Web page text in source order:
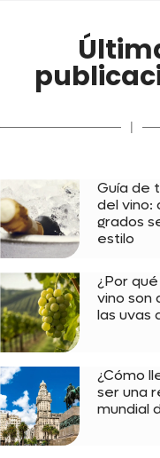
|
Guía de
del vino:
grados
estilo
¿Por
vino son
las uvas
¿Cómo
ser una
mundial